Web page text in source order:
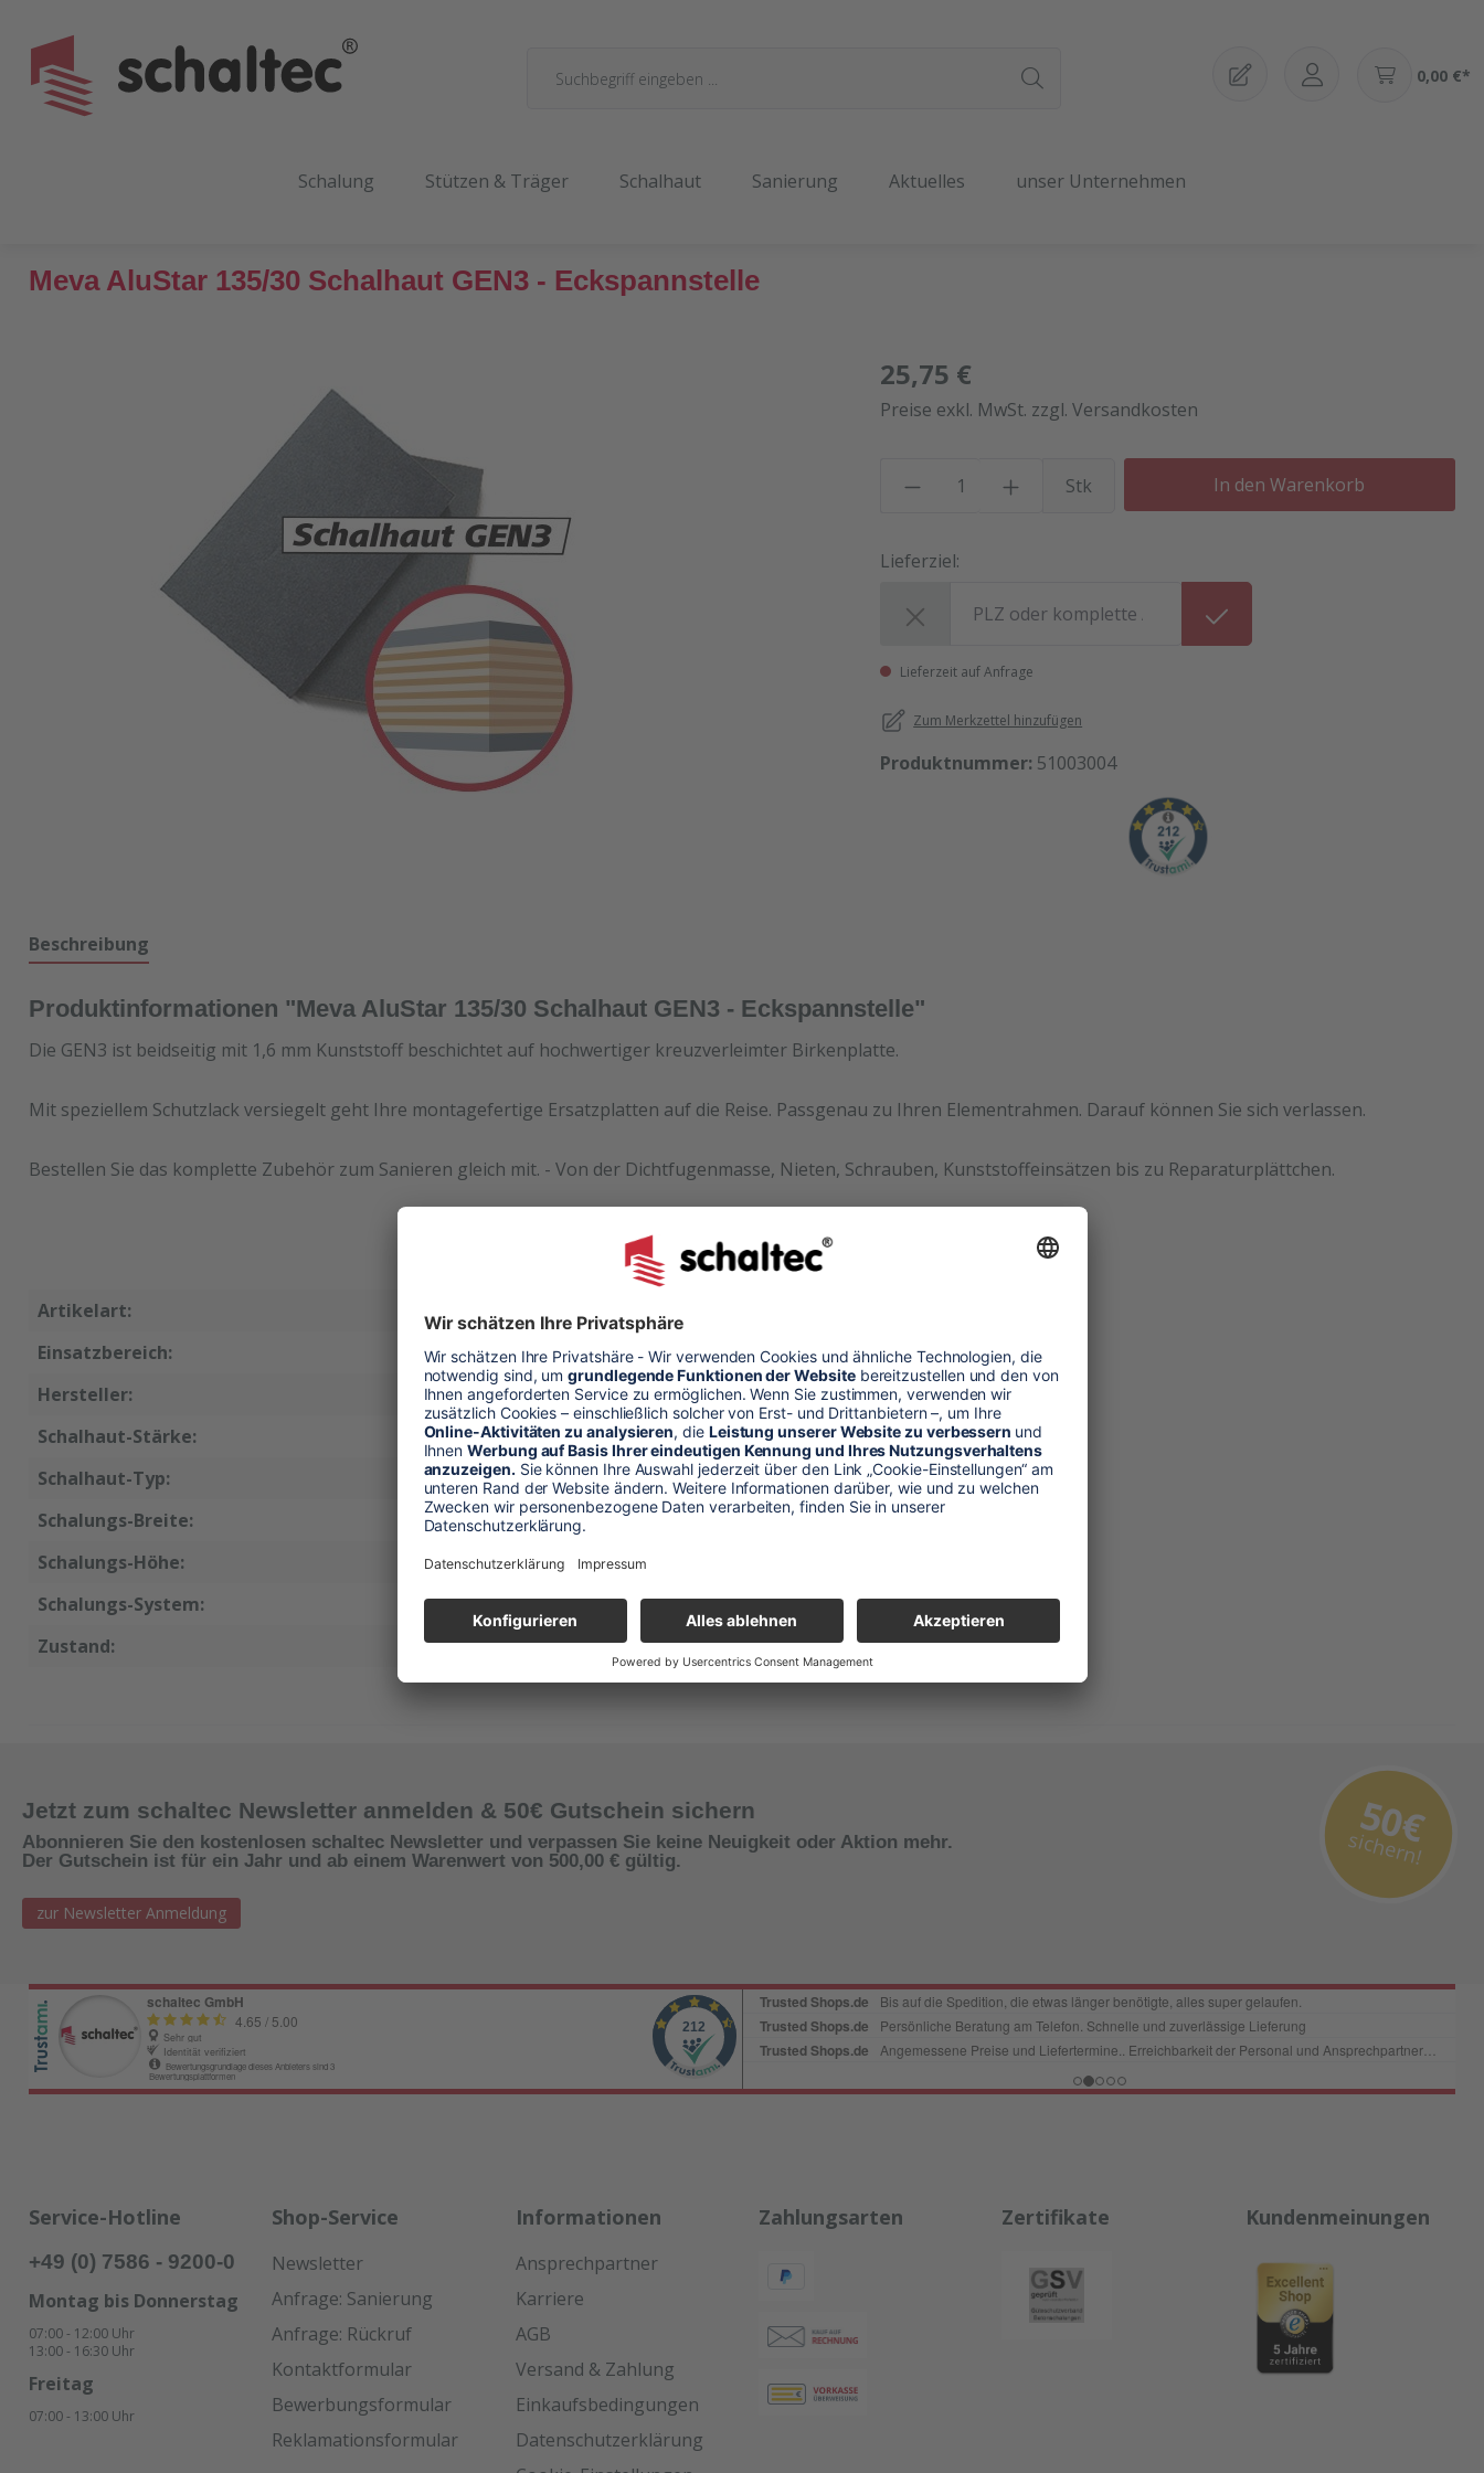
0,00 €*
Schalung Stützen & Träger Schalhaut Sanierung Aktuelles unser Unternehmen
Meva AluStar 135/30 Schalhaut GEN3 - Eckspannstelle
25,75 €
Preise exkl. MwSt. zzgl. Versandkosten
Produkt Anzahl: Gib den
Stk In den Warenkorb
Lieferziel:
Lieferzeit auf Anfrage
Zum Merkzettel hinzufügen
Produktnummer: 51003004
Beschreibung
Produktinformationen "Meva AluStar 135/30 Schalhaut GEN3 - Eckspannstelle"
Die GEN3 ist beidseitig mit 1,6 mm Kunststoff beschichtet auf hochwertiger kreuzverleimter Birkenplatte.
Mit speziellem Schutzlack versiegelt geht Ihre montagefertige Ersatzplatten auf die Reise. Passgenau zu Ihren Elementrahmen. Darauf können Sie sich verlassen.
Bestellen Sie das komplette Zubehör zum Sanieren gleich mit. - Von der Dichtfugenmasse, Nieten, Schrauben, Kunststoffeinsätzen bis zu Reparaturplättchen.
Artikelart:
Ersatzschalhaut
Einsatzbereich:
Wandschalung
Hersteller:
Meva
Schalhaut-Stärke:
15 mm
Schalhaut-Typ:
GEN3
Schalungs-Breite:
30 cm
Schalungs-Höhe:
135 cm
Schalungs-System:
AluStar
Zustand:
neu
Jetzt zum schaltec Newsletter anmelden & 50€ Gutschein sichern
Abonnieren Sie den kostenlosen schaltec Newsletter und verpassen Sie keine Neuigkeit oder Aktion mehr.
Der Gutschein ist für ein Jahr und ab einem Warenwert von 500,00 € gültig.
zur Newsletter Anmeldung
50€
sichern!
Service-Hotline
+49 (0) 7586 - 9200-0
Montag bis Donnerstag
07:00 - 12:00 Uhr
13:00 - 16:30 Uhr
Freitag
07:00 - 13:00 Uhr
Shop-Service
Newsletter
Anfrage: Sanierung
Anfrage: Rückruf
Kontaktformular
Bewerbungsformular
Reklamationsformular
Informationen
Ansprechpartner
Karriere
AGB
Versand & Zahlung
Einkaufsbedingungen
Datenschutzerklärung
Zahlungsarten Zertifikate Kundenmeinungen